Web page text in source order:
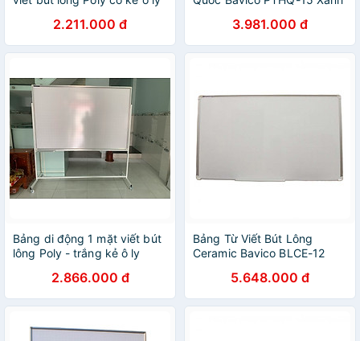
2.211.000 đ 3.981.000 đ
Bảng di động 1 mặt viết bút
lông Poly - trắng kẻ ô ly
2.866.000 đ
Bảng Từ Viết Bút Lông
Ceramic Bavico BLCE-12
5.648.000 đ